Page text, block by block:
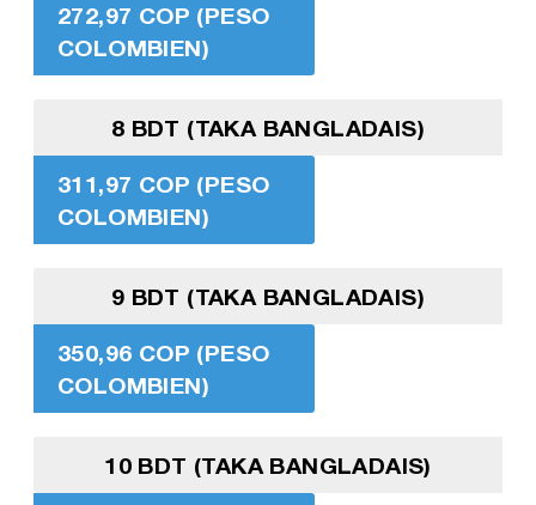
272,97 COP (PESO
COLOMBIEN)
8 BDT (TAKA BANGLADAIS)
311,97 COP (PESO
COLOMBIEN)
9 BDT (TAKA BANGLADAIS)
350,96 COP (PESO
COLOMBIEN)
10 BDT (TAKA BANGLADAIS)